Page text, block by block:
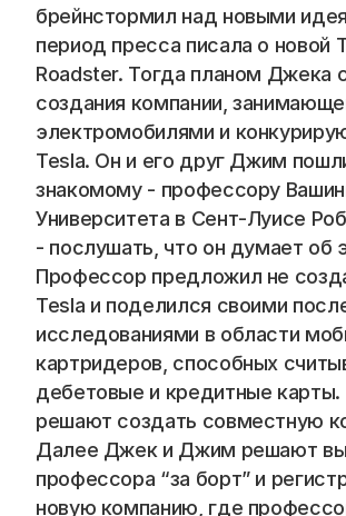
COMMUNITY
Join
Events
Experts
📞 Спросить менеджера
брейнстормил над новыми
период пресса писала о новой
Roadster. Тогда планом Джека
создания компании,
электромобилями и
Tesla. Он и его друг Джим
знакомому - профессору
Университета в Сент-Луисе
- послушать, что он думает об
Профессор предложил не
Tesla и поделился своими
исследованиями в области
картридеров, способных
дебетовые и кредитные
решают создать совместную
Далее Джек и Джим решают
профессора “за борт” и
новую компанию, где